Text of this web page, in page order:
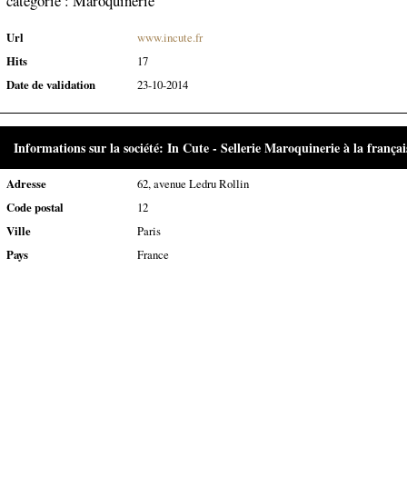
Url
www.incute.fr
Hits
17
Date de validation
23-10-2014
Informations sur la société: In Cute - Sellerie Maroquinerie à la
Adresse
62, avenue Ledru Rollin
Code postal
12
Ville
Paris
Pays
France